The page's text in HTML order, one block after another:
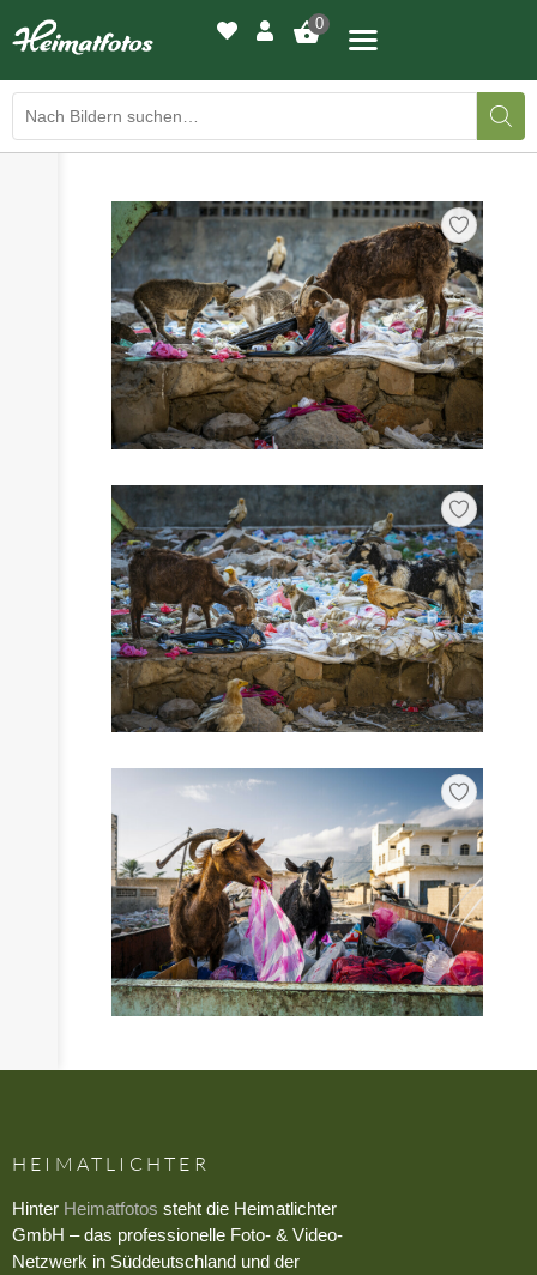
0
BILDERGALERIE
DRUCKQUALITÄTEN
LED-LEUCHTBILDER
WIR DRUCKEN IHR BILD
AUSSTELLUNGEN
KONTAKT
HEIMATLICHTER
Hinter Heimatfotos steht die Heimatlichter
GmbH – das professionelle Foto- & Video-
Netzwerk in Süddeutschland und der